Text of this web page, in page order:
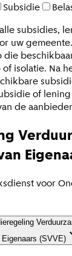
Subsidie
subsidies,
uw
isolatie. Na
of
de
voor
Eigenaars (SVVE)